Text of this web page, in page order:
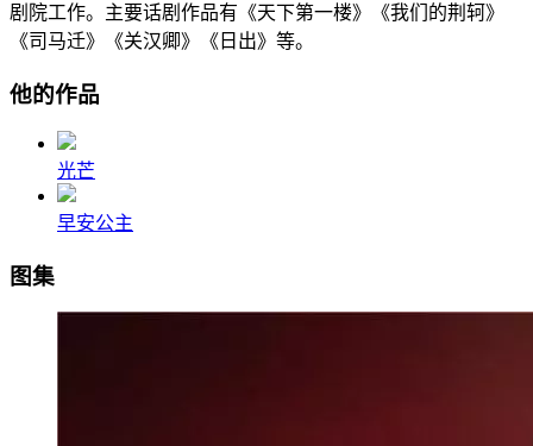
剧院工作。主要话剧作品有《天下第一楼》《我们的荆轲》
《司马迁》《关汉卿》《日出》等。
他的作品
光芒
早安公主
图集